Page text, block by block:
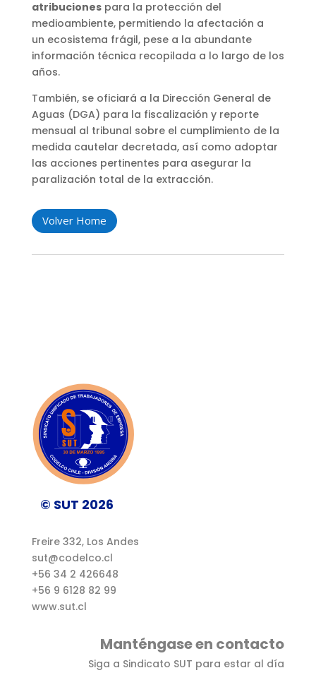
atribucionespara la protección del
medioambiente, permitiendo la afectación a
un ecosistema frágil, pese a la abundante
información técnica recopilada a lo largo de los
años.
También, se oficiará a la Dirección General de
Aguas (DGA) para la fiscalización y reporte
mensual al tribunal sobre el cumplimiento de la
medida cautelar decretada, así como adoptar
las acciones pertinentes para asegurar la
paralización total de la extracción.
Volver Home
© SUT 2026
Freire 332, Los Andes
sut@codelco.cl
+56 34 2 426648
+56 9 6128 82 99
www.sut.cl
Manténgase en contacto
Siga a Sindicato SUT para estar al día